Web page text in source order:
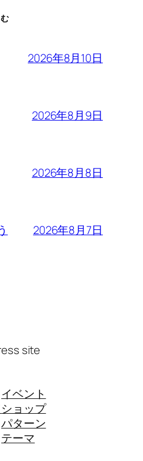
2026年8月10日
2026年8月9日
2026年8月8日
2026年8月7日
site
イベント
ショップ
パターン
テーマ